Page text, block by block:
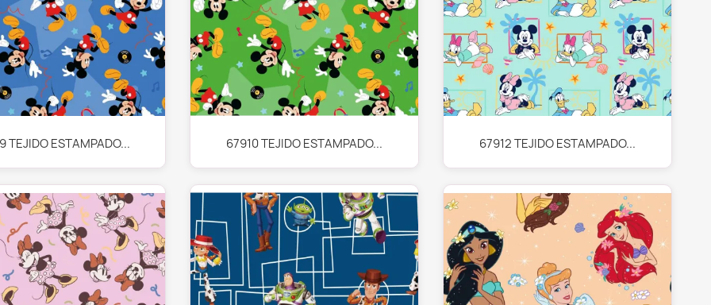
Vista rápida
TEJIDO ESTAMPADO... Vista rápida
67910 TEJIDO ESTAMPADO... Vista rápida
67912 TEJIDO ESTAMPADO...